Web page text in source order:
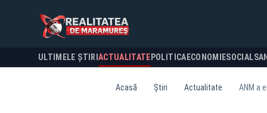
ULTIMELE ȘTIRI ACTUALITATE POLITICA ECONOMIESOCIAL
Acasă Știri Actualitate ANM a